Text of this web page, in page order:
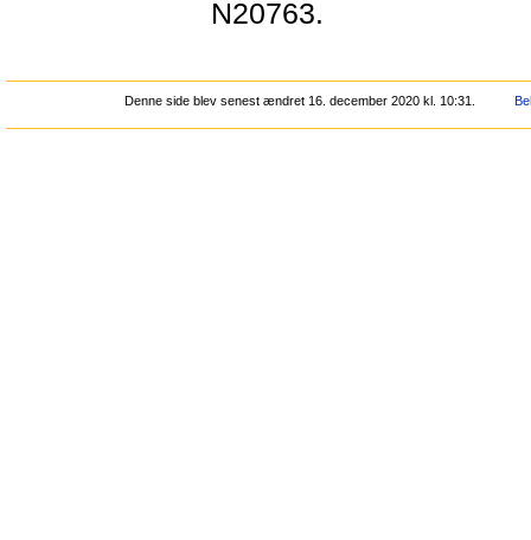
N20763.
Denne side blev senest ændret 16. december 2020 kl. 10:31.